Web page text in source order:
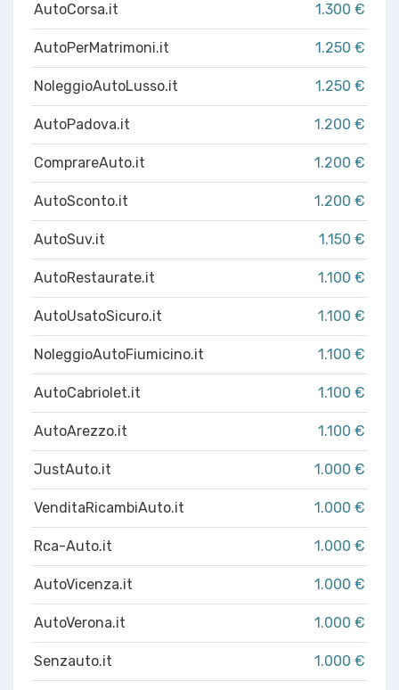
AutoCorsa.it 1.300 €
AutoPerMatrimoni.it 1.250 €
NoleggioAutoLusso.it 1.250 €
AutoPadova.it 1.200 €
ComprareAuto.it 1.200 €
AutoSconto.it 1.200 €
AutoSuv.it 1.150 €
AutoRestaurate.it 1.100 €
AutoUsatoSicuro.it 1.100 €
NoleggioAutoFiumicino.it 1.100 €
AutoCabriolet.it 1.100 €
AutoArezzo.it 1.100 €
JustAuto.it 1.000 €
VenditaRicambiAuto.it 1.000 €
Rca-Auto.it 1.000 €
AutoVicenza.it 1.000 €
AutoVerona.it 1.000 €
Senzauto.it 1.000 €